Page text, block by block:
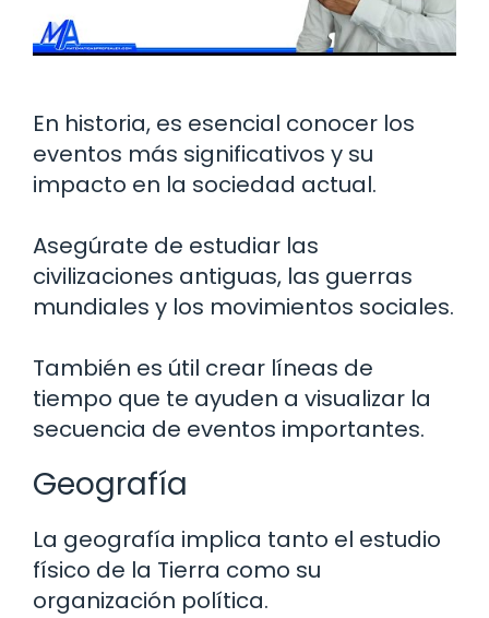
En historia, es esencial conocer los
eventos más significativos y su
impacto en la sociedad actual.
Asegúrate de estudiar las
civilizaciones antiguas, las guerras
mundiales y los movimientos sociales.
También es útil crear líneas de
tiempo que te ayuden a visualizar la
secuencia de eventos importantes.
Geografía
La geografía implica tanto el estudio
físico de la Tierra como su
organización política.